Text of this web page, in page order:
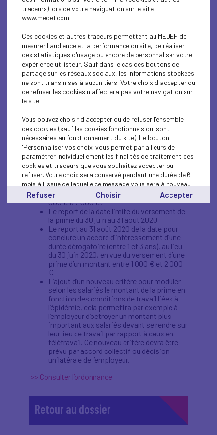
Instituée fin 2018, la prime exceptionnelle de
pouvoir d’achat pouvant être exonérée de toutes
sur le revenu a été reconduite par la loi de
financement de la Sécurité sociale pour 2020.
Toutefois, pour bénéficier des exonérations
sociales et fiscales, un accord d’intéressement
devait être en vigueur au moment du versement
de la prime, soit avant le 30 juin 2020.
Dans le cadre de l’épidémie du Covid-19, le
La suppression de la condition d’être
couvert par un accord d’intéressement
pour que la prime, jusqu’à 1 000 €, soit
exonérée de charges sociales et d’impôt
sur le revenu (aucune condition liée à
l’effectif de l’entreprise n’est prévue). Pour
les entreprises qui disposent d’un accord
d’intéressement ou le mettent en place d’ici
le 31 août 2020, ce plafond est relevé de 1
000 € à 2 000 €.
Le report de la date limite du versement de
la prime du 30 juin au 31 août 2020
Le report au 31 août 2020 de la date pour
conclure un accord d’intéressement d’une
durée dérogatoire (entre 1 et 3 ans), au lieu
du 30 juin 2020, en vue du versement d’une
prime d’un montant entre 1 000 € et 2 000
€
L’ajout d’un nouveau critère pour moduler
selon les salariés le montant de la prime en
fonction des conditions de travail liées à
l’épidémie, cela permettra par exemple à
l’employeur d’octroyer un montant plus
important aux salariés devant se rendre sur
leur lieu de travail par rapport à ceux en
télétravail. Ce nouveau critère devra être
prévu par accord collectif ou décision
unilatérale de l’employeur.
>> Consulter l’ordonnance
Retour au dossier
traceurs) lors de votre naviguation sur le site
www.medef.com.
Ces cookies et autres traceurs permettent au MEDEF de
mesurer l'audience et la performance du site, de réaliser
des statistiques d'usage ou encore de personnaliser votre
expérience utilisteur. Sauf dans le cas des boutons de
partage sur les réseaux sociaux, les informations stockées
ne sont transmises à aucun tiers. Votre choix d'accepter ou
de refuser les cookies n'affectera pas votre navigation sur
le site.
Vous pouvez choisir d'accepter ou de refuser l'ensemble
des cookies (sauf les cookies fonctionnels qui sont
nécessaires au fonctionnement du site). Le bouton
'Personnaliser vos choix' vous permet par ailleurs de
paramétrer individuellement les finalités de traitement des
cookies et traceurs que vous souhaitez accepter ou
refuser. Votre choix sera conservé pendant une durée de 6
mois à l'issue de laquelle ce message vous sera à nouveau
affiché..
Vous pouvez modifier votre choix à tout moment en
cliquant sur le lien'cookies'en bas de page.
Refuser Choisir Accepter